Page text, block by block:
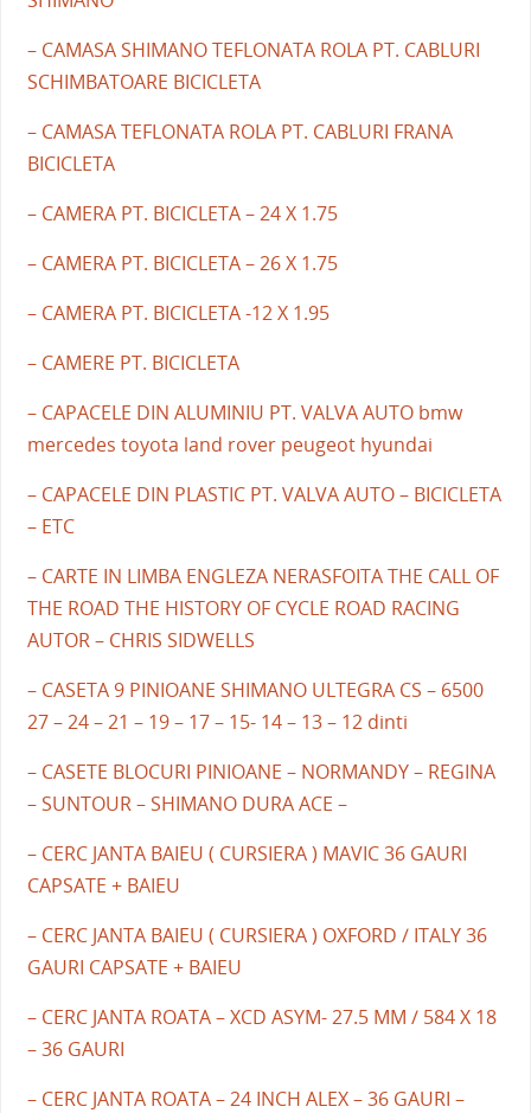
– CAMASA SHIMANO TEFLONATA ROLA PT. CABLURI
SCHIMBATOARE BICICLETA
– CAMASA TEFLONATA ROLA PT. CABLURI FRANA
BICICLETA
– CAMERA PT. BICICLETA – 24 X 1.75
– CAMERA PT. BICICLETA – 26 X 1.75
– CAMERA PT. BICICLETA -12 X 1.95
– CAMERE PT. BICICLETA
– CAPACELE DIN ALUMINIU PT. VALVA AUTO bmw
mercedes toyota land rover peugeot hyundai
– CAPACELE DIN PLASTIC PT. VALVA AUTO – BICICLETA
– ETC
– CARTE IN LIMBA ENGLEZA NERASFOITA THE CALL OF
THE ROAD THE HISTORY OF CYCLE ROAD RACING
AUTOR – CHRIS SIDWELLS
– CASETA 9 PINIOANE SHIMANO ULTEGRA CS – 6500
27 – 24 – 21 – 19 – 17 – 15- 14 – 13 – 12 dinti
– CASETE BLOCURI PINIOANE – NORMANDY – REGINA
– SUNTOUR – SHIMANO DURA ACE –
– CERC JANTA BAIEU ( CURSIERA ) MAVIC 36 GAURI
CAPSATE + BAIEU
– CERC JANTA BAIEU ( CURSIERA ) OXFORD / ITALY 36
GAURI CAPSATE + BAIEU
– CERC JANTA ROATA – XCD ASYM- 27.5 MM / 584 X 18
– 36 GAURI
– CERC JANTA ROATA – 24 INCH ALEX – 36 GAURI –